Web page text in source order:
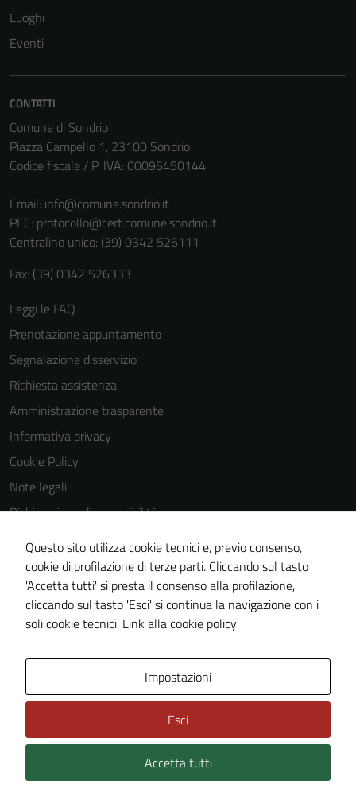
Luoghi
Eventi
CONTATTI
Comune di Sondrio
Piazza Campello 1, 23100 Sondrio
Codice fiscale / P. IVA: 00095450144
Email: info@comune.sondrio.it
PEC: protocollo@cert.comune.sondrio.it
Centralino unico: (39) 0342 526111
Fax: (39) 0342 526333
Leggi le FAQ
Prenotazione appuntamento
Segnalazione disservizio
Richiesta assistenza
Amministrazione trasparente
Informativa privacy
Cookie Policy
Note legali
Dichiarazione di accessibilità
Dichiarazione di accessibilità Servizi
Whistleblowing
Piano di miglioramento del sito
Area riservata
Technical Design s.r.l.
Questo sito utilizza cookie tecnici e, previo consenso,
cookie di profilazione di terze parti. Cliccando sul tasto
'Accetta tutti' si presta il consenso alla profilazione,
cliccando sul tasto 'Esci' si continua la navigazione con i
soli cookie tecnici. Link alla cookie policy
Impostazioni
Esci
Accetta tutti
per il
possono